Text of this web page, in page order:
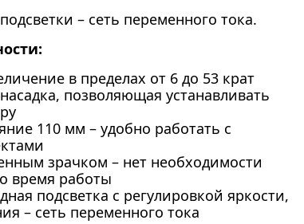
– сеть переменного тока.
в пределах от 6 до 53 крат
позволяющая устанавливать
110 мм – удобно работать с
зрачком – нет необходимости
время работы
подсветка с регулировкой яркости,
– сеть переменного тока